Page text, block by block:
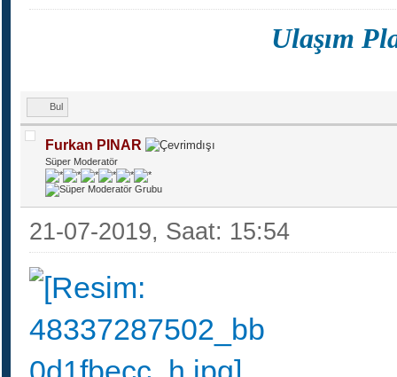
Ulaşım
Bul
Furkan PINAR
Süper Moderatör
21-07-2019, Saat: 15:54